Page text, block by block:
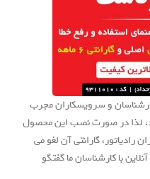
و سرویسکاران مجرب
لذا در صورت نصب این محصول
گارانتی آن لغو می
با کارشناسان ما گفتگو